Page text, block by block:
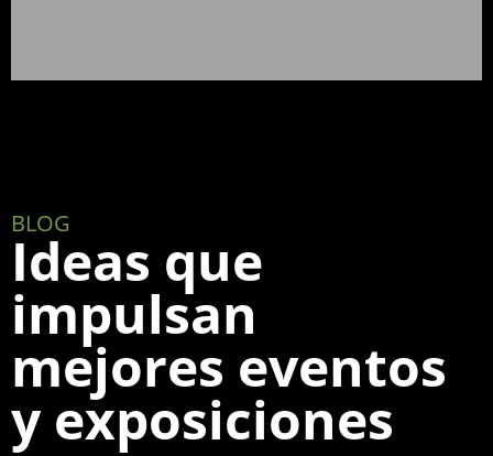
BLOG
Ideas que
impulsan
mejores eventos
y exposiciones